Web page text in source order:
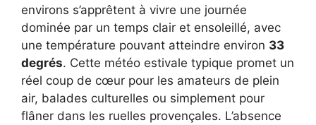
environs s’apprêtent à vivre une journée
dominée par un temps clair et ensoleillé, avec
une température pouvant atteindre environ 33
degrés. Cette météo estivale typique promet un
réel coup de cœur pour les amateurs de plein
air, balades culturelles ou simplement pour
flâner dans les ruelles provençales. L’absence